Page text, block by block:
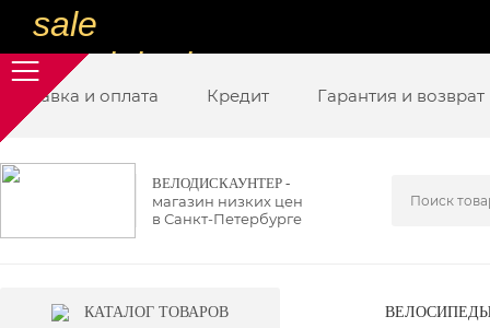
sale
special price
sale
низкие цены
вот дешево
special price
Доставка и оплата Кредит Гарантия и возврат
ВЕЛОДИСКАУНТЕР -
магазин низких цен
в Санкт-Петербурге
КАТАЛОГ ТОВАРОВ